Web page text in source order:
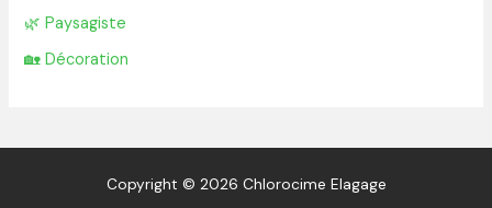
🌿 Paysagiste
🏡 Décoration
Copyright © 2026 Chlorocime Elagage